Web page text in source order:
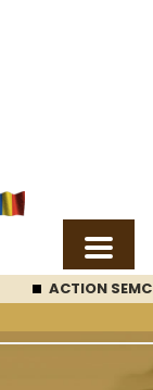
ACTION SEMC: